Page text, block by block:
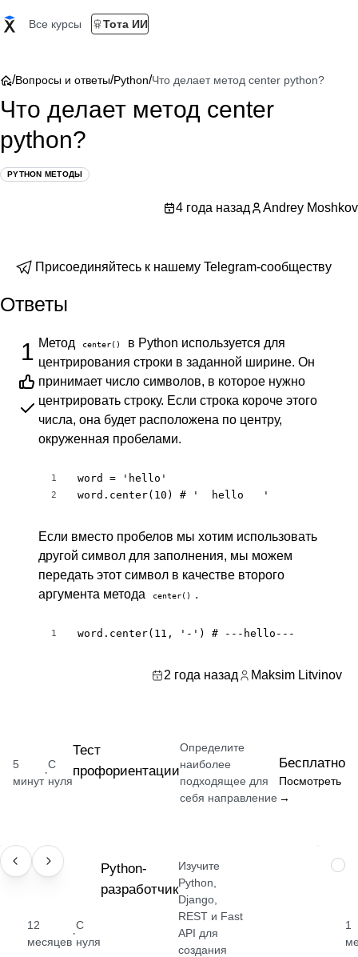
Все курсы Тота ИИ
/Вопросы и ответы/Python/Что делает метод center python?
Что делает метод center
python?
PYTHON МЕТОДЫ
4 года назад Andrey Moshkov
Присоединяйтесь к нашему Telegram-сообществу
Ответы
1 Метод center()
в Python используется для
центрирования строки в заданной ширине. Он
принимает число символов, в которое нужно
центрировать строку. Если строка короче этого
числа, она будет расположена по центру,
окруженная пробелами.
1
2
word = 'hello'
word.center(10) # '  hello   '
Если вместо пробелов мы хотим использовать
другой символ для заполнения, мы можем
передать этот символ в качестве второго
аргумента метода
center() .
1 word.center(11, '-') # ---hello---
2 года назад Maksim Litvinov
5
минут
·
С
нуля
Тест
профориентации
Определите
наиболее
подходящее для
себя направление
Бесплатно
Посмотреть
→
ПРОФЕССИЯ
12
месяцев
·
С
нуля
Python-
разработчик
Изучите
Python,
Django,
REST и Fast
API для
создания
1